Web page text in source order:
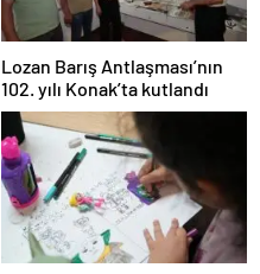
Lozan Barış Antlaşması’nın
102. yılı Konak’ta kutlandı